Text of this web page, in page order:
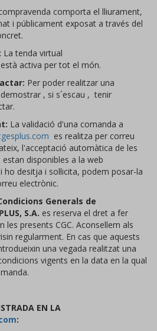
comporta el lliurament,
i públicament exposat a través del
La tenda virtual
està activa per tot el món.
Per poder realitzar una
, si s´escau , tenir
La validació d'una comanda a
es realitza per correu
l'acceptació automàtica de les
estan disponibles a la web
ho desitja i sol·licita, podem posar-la
electrònic.
Generals de
S.A. es reserva el dret a fer
les presents CGC. Aconsellem als
regularment. En cas que aquests
una vegada realitzat una
vigents en la data en la qual
EN LA
: